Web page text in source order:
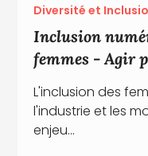
Diversité et
Inclusion
femmes - Agir
L'inclusion des
l'industrie et les
enjeu...